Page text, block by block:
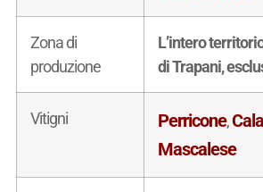
Zona di
produzione
L’intero
di Trapani,
Vitigni Perricone,
Mascalese